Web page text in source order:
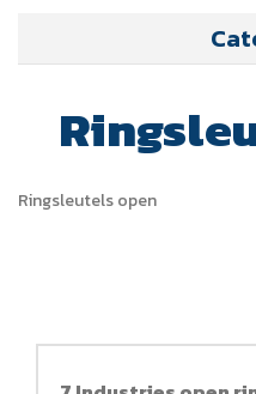
Ringsleutels open